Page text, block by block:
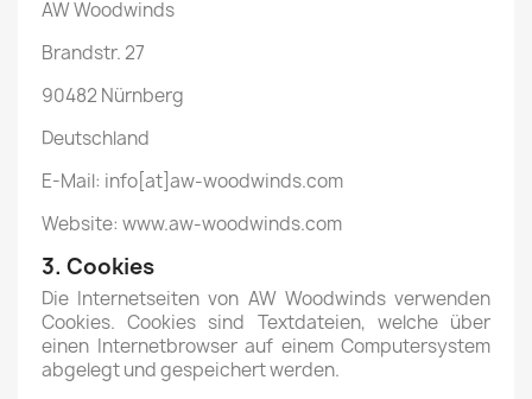
AW Woodwinds
Brandstr. 27
90482 Nürnberg
Deutschland
E-Mail: info[at]aw-woodwinds.com
Website: www.aw-woodwinds.com
3. Cookies
Die Internetseiten von AW Woodwinds verwenden
Cookies. Cookies sind Textdateien, welche über
einen Internetbrowser auf einem Computersystem
abgelegt und gespeichert werden.